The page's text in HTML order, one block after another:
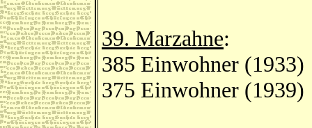
39. Marzahne:
385 Einwohner (1933)
375 Einwohner (1939)